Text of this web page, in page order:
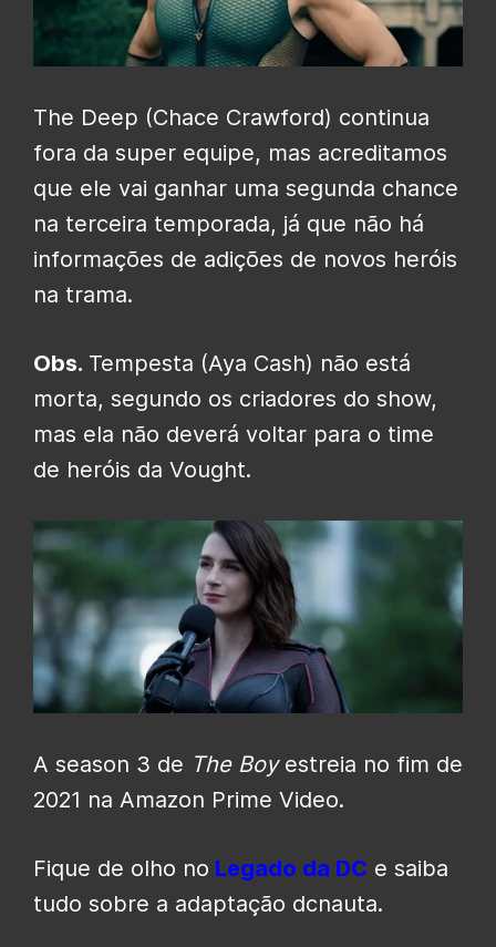
The Deep (Chace Crawford) continua
fora da super equipe, mas acreditamos
que ele vai ganhar uma segunda chance
na terceira temporada, já que não há
informações de adições de novos heróis
na trama.
Obs. Tempesta (Aya Cash) não está
morta, segundo os criadores do show,
mas ela não deverá voltar para o time
de heróis da Vought.
A season 3 de The Boyestreia no fim de
2021 na Amazon Prime Video.
Fique de olho no Legado da DC e saiba
tudo sobre a adaptação dcnauta.